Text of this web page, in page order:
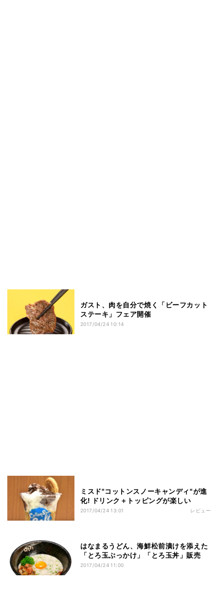
ガスト、肉を自分で焼く「ビーフカット
ステーキ」フェア開催
2017/04/24 10:14
ミスド"コットンスノーキャンディ"が進
化! ドリンク＋トッピングが楽しい
2017/04/24 13:01 レビュー
はなまるうどん、海鮮松前漬けを添えた
「とろ玉ぶっかけ」「とろ玉丼」販売
2017/04/24 11:00